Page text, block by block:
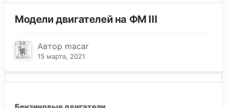
Модели двигателей на ФМ III
Автор macar
15 марта, 2021